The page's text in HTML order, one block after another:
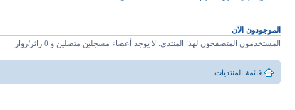
الموجودون الآن
المستخدمون المتصفحون لهذا المنتدى: لا يوجد أعضاء مسجلين متصلين و 0 زائر/زوار
قائمة المنتديات